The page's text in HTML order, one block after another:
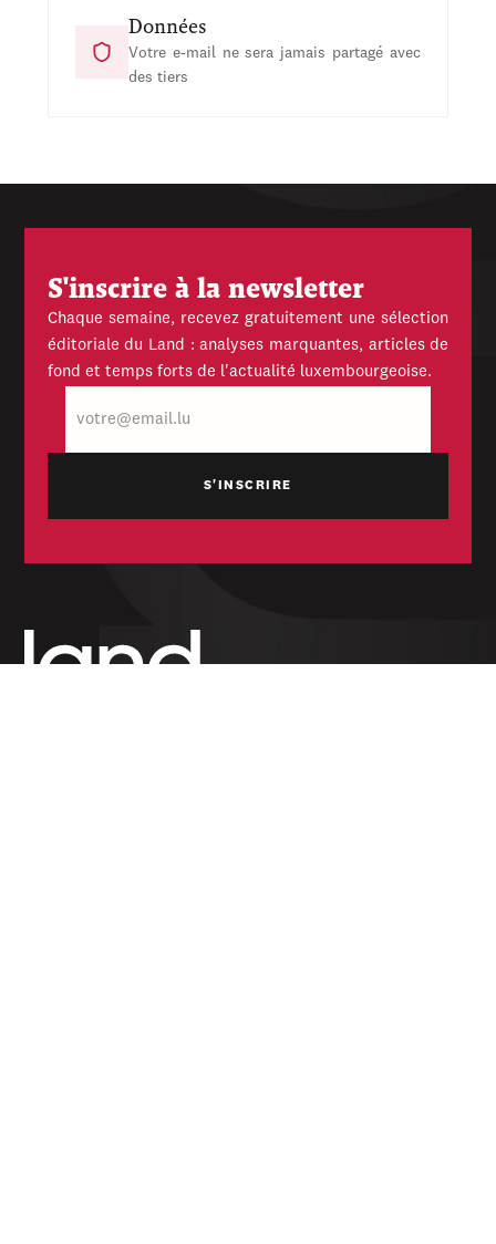
Données
Votre e-mail ne sera jamais partagé avec
des tiers
S'inscrire à la newsletter
Chaque semaine, recevez gratuitement une sélection
éditoriale du Land : analyses marquantes, articles de
fond et temps forts de l'actualité luxembourgeoise.
mail